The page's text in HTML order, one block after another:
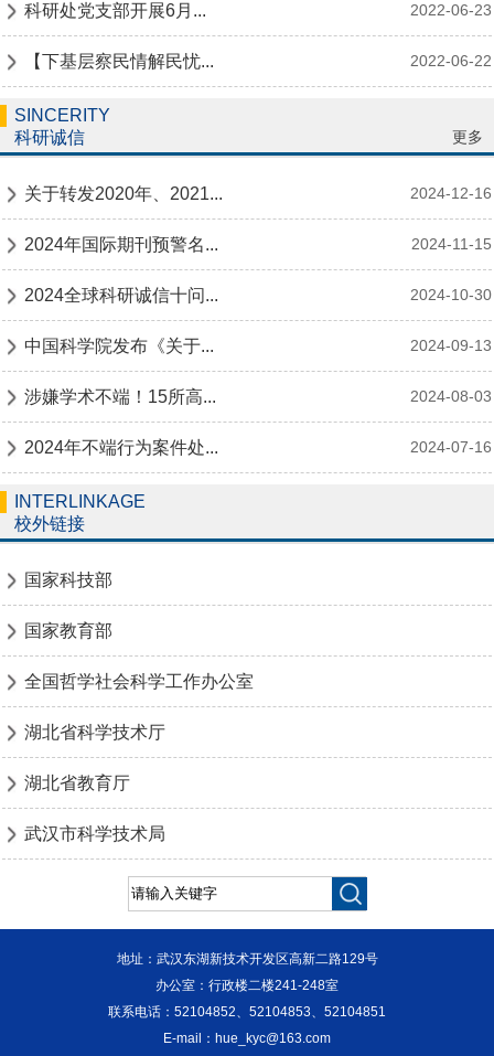
科研处党支部开展6月... 2022-06-23
【下基层察民情解民忧... 2022-06-22
SINCERITY
科研诚信
更多
关于转发2020年、2021... 2024-12-16
2024年国际期刊预警名... 2024-11-15
2024全球科研诚信十问... 2024-10-30
中国科学院发布《关于... 2024-09-13
涉嫌学术不端！15所高... 2024-08-03
2024年不端行为案件处... 2024-07-16
INTERLINKAGE
校外链接
国家科技部
国家教育部
全国哲学社会科学工作办公室
湖北省科学技术厅
湖北省教育厅
武汉市科学技术局
地址：武汉东湖新技术开发区高新二路129号
办公室：行政楼二楼241-248室
联系电话：52104852、52104853、52104851
E-mail：hue_kyc@163.com